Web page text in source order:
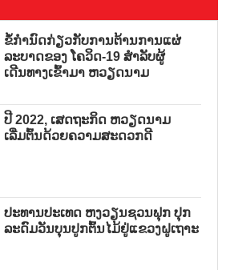
ຂໍ້ກຳນົດກ່ຽວກັບການຕ້ານການແຜ່
ລະບາດຂອງ ໂຄວິດ-19 ສຳລັບຜູ້
ເດີນທາງເຂົ້າມາ ຫວຽດນາມ
ປີ 2022, ເສດຖະກິດ ຫວຽດນາມ
ເລີ່ມຕົ້ນດ້ວຍຄວາມສະດວກດີ
ປະທານປະເທດ ຫງວຽນຊວນຟຸກ ປຸກ
ລະດົມວັນບຸນປູກຕົ້ນໄມ້ຢູ່ແຂວງຝູເຖາະ